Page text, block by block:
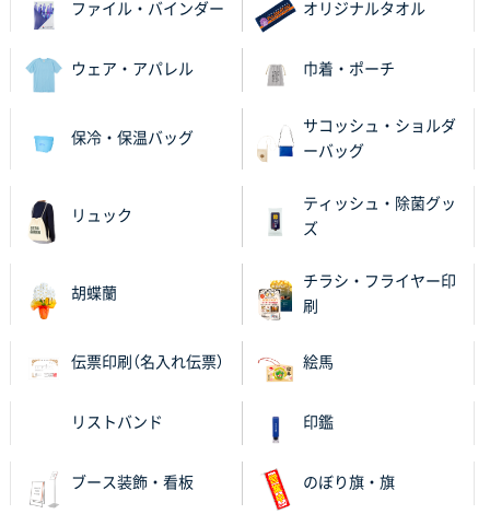
ファイル・バインダー オリジナルタオル
ウェア・アパレル 巾着・ポーチ
保冷・保温バッグ
サコッシュ・ショルダ
ーバッグ
リュック
ティッシュ・除菌グッ
ズ
胡蝶蘭
チラシ・フライヤー印
刷
伝票印刷（名入れ伝票） 絵馬
リストバンド 印鑑
ブース装飾・看板 のぼり旗・旗